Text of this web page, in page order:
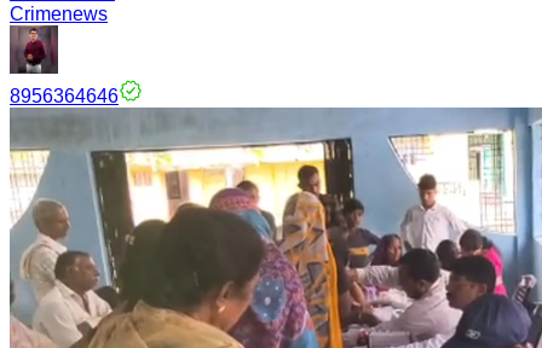
Crimenews
8956364646